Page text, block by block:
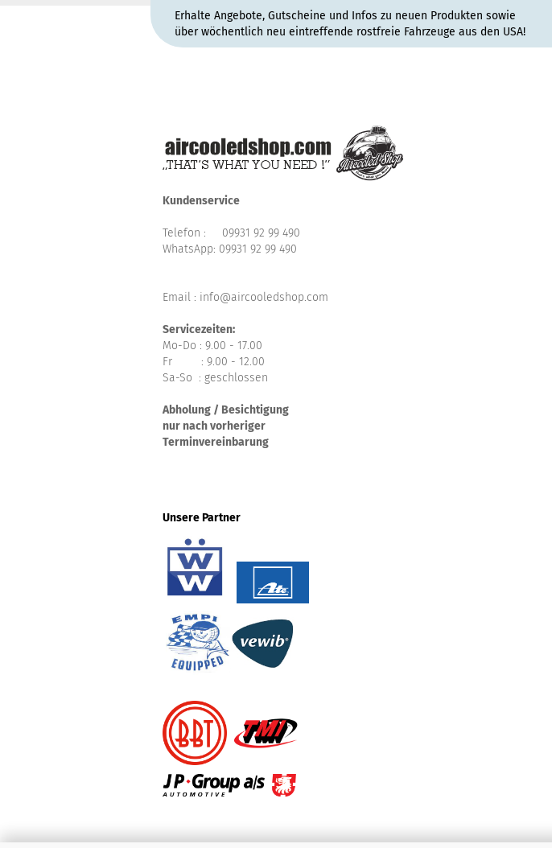
Erhalte Angebote, Gutscheine und Infos zu neuen Produkten sowie
über wöchentlich neu eintreffende rostfreie Fahrzeuge aus den USA!
Kundenservice
Telefon : 09931 92 99 490
WhatsApp: 09931 92 99 490
Email : info@aircooledshop.com
Servicezeiten:
Mo-Do : 9.00 - 17.00
Fr : 9.00 - 12.00
Sa-So : geschlossen
Abholung / Besichtigung
nur nach vorheriger
Terminvereinbarung
Unsere Partner